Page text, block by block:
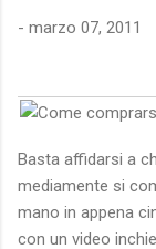
- marzo 07, 2011
Basta affidarsi a
mediamente si
mano in appena
con un video